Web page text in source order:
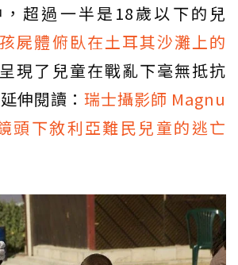
超過一半是18歲以下的兒
屍體俯臥在土耳其沙灘上的
現了兒童在戰亂下毫無抵抗
伸閱讀： 瑞士攝影師 Magnu
頭下敘利亞難民兒童的逃亡